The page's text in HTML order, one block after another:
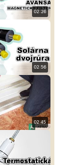
02:26
02:56
02:45